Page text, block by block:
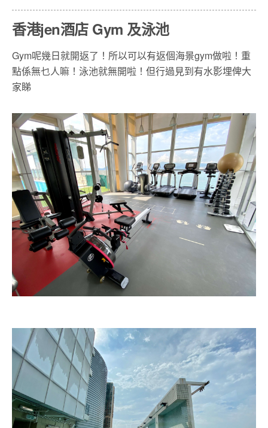
香港jen酒店 Gym 及泳池
Gym呢幾日就開返了！所以可以有返個海景gym做啦！重
點係無乜人嘛！泳池就無開啦！但行過見到有水影埋俾大
家睇